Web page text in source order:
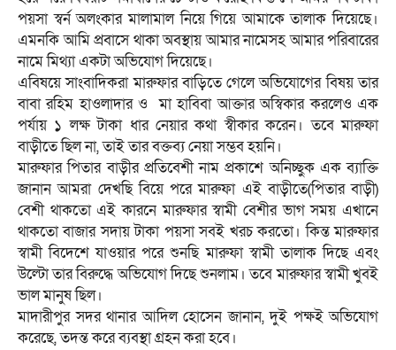
পয়সা স্বর্ন অলংকার মালামাল নিয়ে গিয়ে আমাকে তালাক দিয়েছে।
এমনকি আমি প্রবাসে থাকা অবস্থায় আমার নামেসহ আমার পরিবারের
নামে মিথ্যা একটা অভিযোগ দিয়েছে।
এবিষয়ে সাংবাদিকরা মারুফার বাড়িতে গেলে অভিযোগের বিষয় তার
বাবা রহিম হাওলাদার ও মা হাবিবা আক্তার অস্বিকার করলেও এক
পর্যায় ১ লক্ষ টাকা ধার নেয়ার কথা স্বীকার করেন। তবে মারুফা
বাড়ীতে ছিল না, তাই তার বক্তব্য নেয়া সম্ভব হয়নি।
মারুফার পিতার বাড়ীর প্রতিবেশী নাম প্রকাশে অনিচ্ছুক এক ব্যাক্তি
জানান আমরা দেখছি বিয়ে পরে মারুফা এই বাড়ীতে(পিতার বাড়ী)
বেশী থাকতো এই কারনে মারুফার স্বামী বেশীর ভাগ সময় এখানে
থাকতো বাজার সদায় টাকা পয়সা সবই খরচ করতো। কিন্ত মারুফার
স্বামী বিদেশে যাওয়ার পরে শুনছি মারুফা স্বামী তালাক দিছে এবং
উল্টো তার বিরুদ্ধে অভিযোগ দিছে শুনলাম। তবে মারুফার স্বামী খুবই
ভাল মানুষ ছিল।
মাদারীপুর সদর থানার আদিল হোসেন জানান, দুই পক্ষই অভিযোগ
করেছে, তদন্ত করে ব্যবস্থা গ্রহন করা হবে।